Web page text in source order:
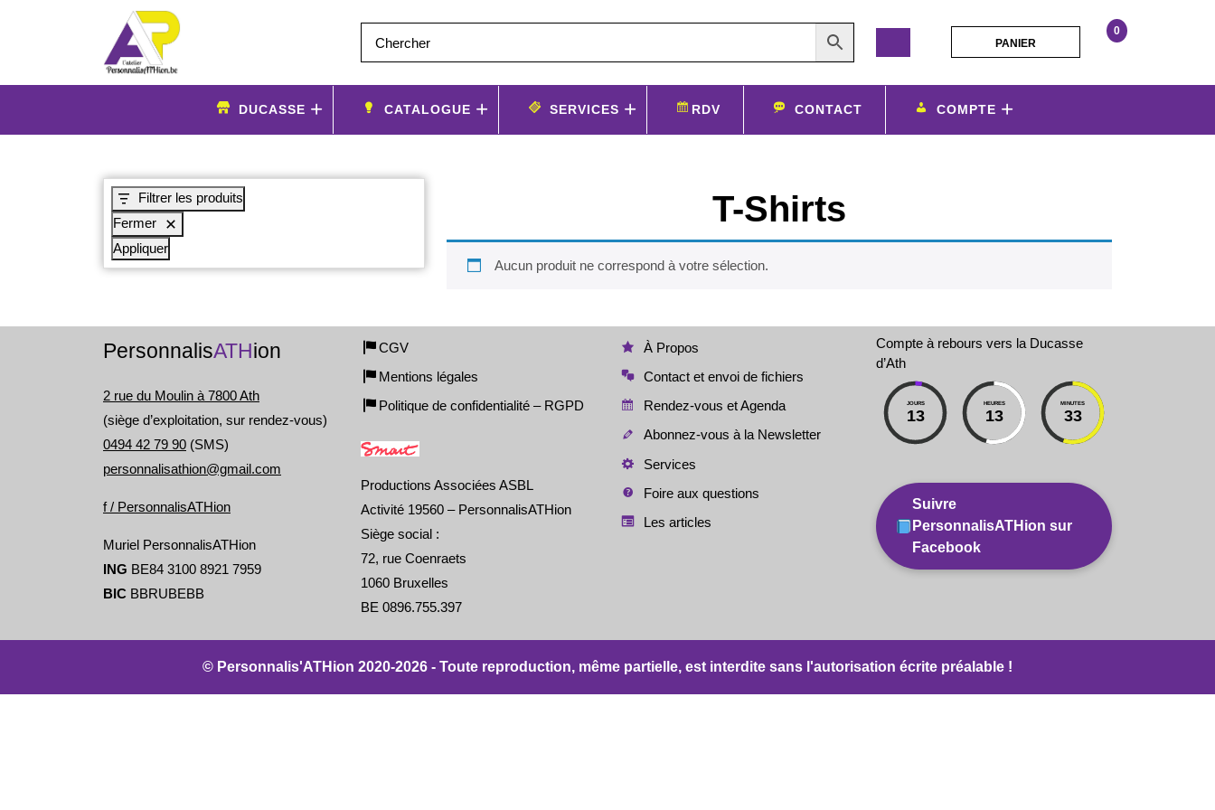
0
PANIER
DUCASSE CATALOGUE SERVICES RDV CONTACT COMPTE
T-Shirts
Aucun produit ne correspond à votre sélection.
Filtrer les produits
Fermer
Appliquer
PersonnalisATH ion
2 rue du Moulin à 7800 Ath
(siège d’exploitation, sur rendez-vous)
0494 42 79 90 (SMS)
personnalisathion@gmail.com
f / PersonnalisATHion
Muriel PersonnalisATHion
ING BE84 3100 8921 7959
BIC BBRUBEBB
CGV
Mentions légales
Politique de confidentialité – RGPD
Productions Associées ASBL
Activité 19560 – PersonnalisATHion
Siège social :
72, rue Coenraets
1060 Bruxelles
BE 0896.755.397
À Propos
Contact et envoi de fichiers
Rendez-vous et Agenda
Abonnez-vous à la Newsletter
Services
Foire aux questions
Les articles
Compte à rebours vers la Ducasse
d’Ath
JOURS
13
HEURES
13
MINUTES
33
Suivre
PersonnalisATHion sur
Facebook
© Personnalis'ATHion 2020-2026 - Toute reproduction, même partielle, est interdite sans l'autorisation écrite préalable !